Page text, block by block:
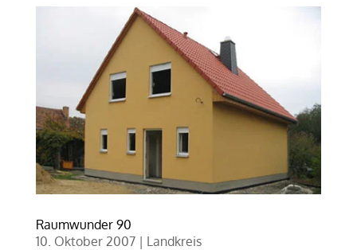
Raumwunder 90
10. Oktober 2007| Landkreis